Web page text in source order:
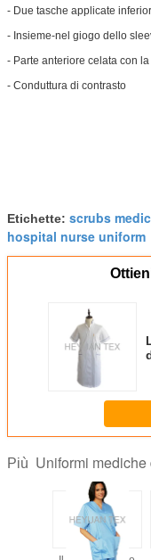
- Due tasche applicate
- Insieme-nel giogo dello
- Parte anteriore celata con
- Conduttura di contrasto
Etichette: scrubs
hospital nurse uniform
Più Uniformi